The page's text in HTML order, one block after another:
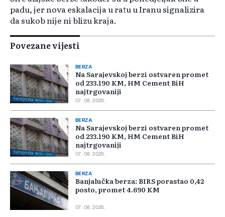
padu, jer nova eskalacija u ratu u Iranu signalizira
da sukob nije ni blizu kraja.
Povezane vijesti
BERZA
Na Sarajevskoj berzi ostvaren promet
od 233.190 KM, HM Cement BiH
najtrgovaniji
07. 08. 2026.
BERZA
Na Sarajevskoj berzi ostvaren promet
od 233.190 KM, HM Cement BiH
najtrgovaniji
07. 08. 2026.
BERZA
Banjalučka berza: BIRS porastao 0,42
posto, promet 4.690 KM
07. 08. 2026.